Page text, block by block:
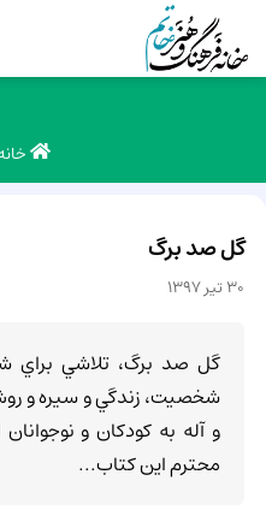
گل صد برگ
30 تیر 1397
گل صد برگ، تلاشي براي
شخصيت، زندگي و سيره و
و آله به كودكان و
محترم اين كتاب...